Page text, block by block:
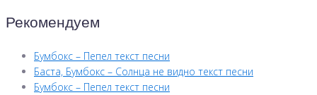
Рекомендуем
Бумбокс – Пепел текст песни
Баста, Бумбокс – Солнца не видно текст песни
Бумбокс – Пепел текст песни